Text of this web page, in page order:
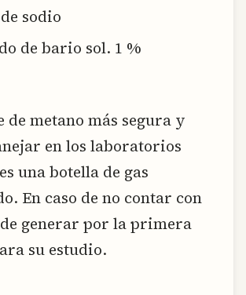
sodio
de bario sol. 1 %
de metano más segura y
en los laboratorios
una botella de gas
En caso de no contar con
generar por la primera
su estudio.